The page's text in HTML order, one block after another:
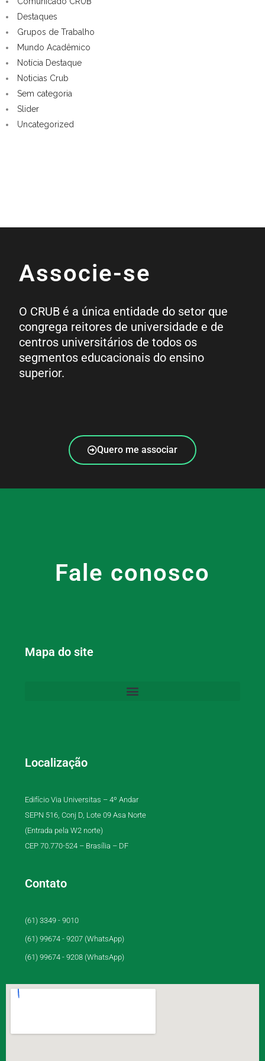
Destaques
Grupos de Trabalho
Mundo Acadêmico
Notícia Destaque
Noticias Crub
Sem categoria
Slider
Uncategorized
Associe-se
O CRUB é a única entidade do setor que
congrega reitores de universidade e de
centros universitários de todos os
segmentos educacionais do ensino
superior.
Quero me associar
Fale conosco
Mapa do site
Localização
Edifício Via Universitas – 4º Andar
SEPN 516, Conj D, Lote 09 Asa Norte
(Entrada pela W2 norte)
CEP 70.770-524 – Brasília – DF
Contato
(61) 3349 - 9010
(61) 99674 - 9207 (WhatsApp)
(61) 99674 - 9208 (WhatsApp)